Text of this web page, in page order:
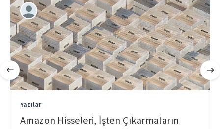
Yazılar
Amazon Hisseleri, İşten Çıkarmaların